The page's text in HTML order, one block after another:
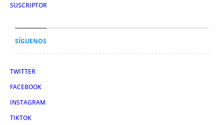
SUSCRIPTOR
SÍGUENOS
TWITTER
FACEBOOK
INSTAGRAM
TIKTOK